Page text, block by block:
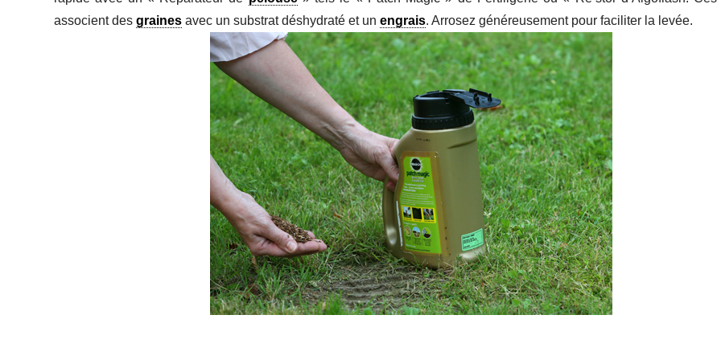
associent desgraines avec un substrat déshydraté et unengrais. Arrosez généreusement pour faciliter la levée.